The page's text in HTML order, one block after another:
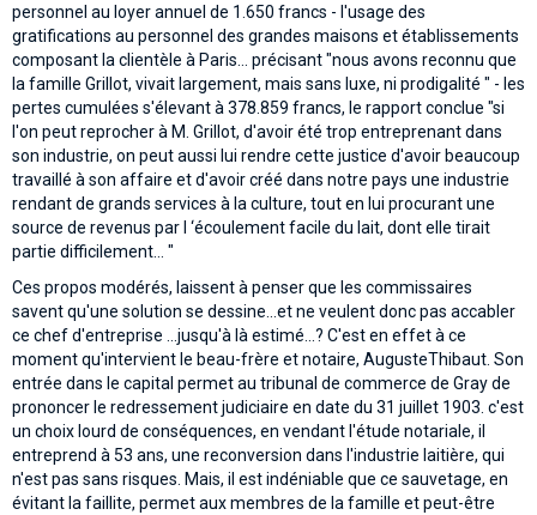
personnel au loyer annuel de 1.650 francs - l'usage des
gratifications au personnel des grandes maisons et établissements
composant la clientèle à Paris… précisant "nous avons reconnu que
la famille Grillot, vivait largement, mais sans luxe, ni prodigalité " - les
pertes cumulées s'élevant à 378.859 francs, le rapport conclue "si
l'on peut reprocher à M. Grillot, d'avoir été trop entreprenant dans
son industrie, on peut aussi lui rendre cette justice d'avoir beaucoup
travaillé à son affaire et d'avoir créé dans notre pays une industrie
rendant de grands services à la culture, tout en lui procurant une
source de revenus par l ‘écoulement facile du lait, dont elle tirait
partie difficilement… "
Ces propos modérés, laissent à penser que les commissaires
savent qu'une solution se dessine...et ne veulent donc pas accabler
ce chef d'entreprise ...jusqu'à là estimé...? C'est en effet à ce
moment qu'intervient le beau-frère et notaire, AugusteThibaut. Son
entrée dans le capital permet au tribunal de commerce de Gray de
prononcer le redressement judiciaire en date du 31 juillet 1903. c'est
un choix lourd de conséquences, en vendant l'étude notariale, il
entreprend à 53 ans, une reconversion dans l'industrie laitière, qui
n'est pas sans risques. Mais, il est indéniable que ce sauvetage, en
évitant la faillite, permet aux membres de la famille et peut-être